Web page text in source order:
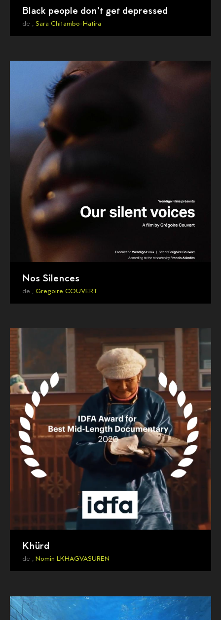
Black people don't get depressed
de , Sara Chitambo-Hatira
Nos Silences
de , Gregoire COUVERT
Khürd
de , Nomin LKHAGVASUREN